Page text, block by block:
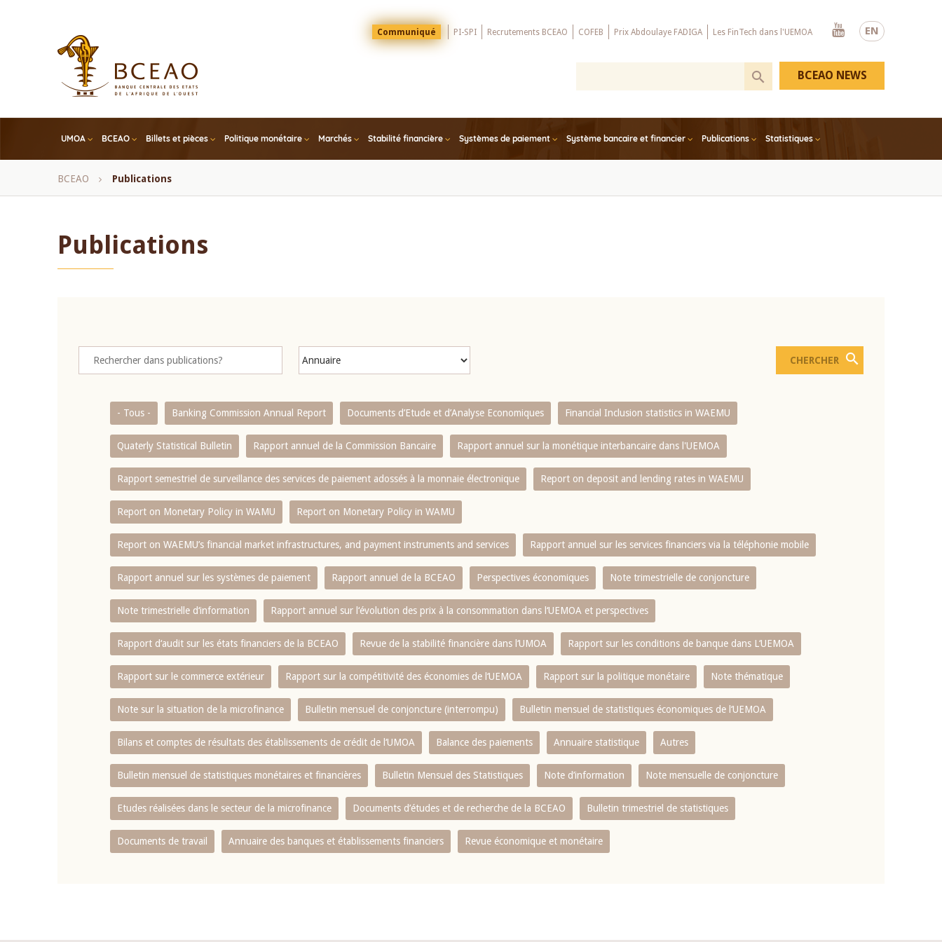
EN
Menu
Top
Communiqué PI-SPI Recrutements BCEAO COFEB Prix Abdoulaye FADIGA Les FinTech dans l'UEMOA
Youtube
UMOA BCEAO Billets et pièces Politique monétaire Marchés Stabilité financière Systèmes de paiement Système bancaire et financier Publications Statistiques
BCEAO NEWS
Fil
BCEAO Publications
Publications
- Tous - Banking Commission Annual Report Documents d’Etude et d’Analyse Economiques Financial Inclusion statistics in WAEMU
Quaterly Statistical Bulletin Rapport annuel de la Commission Bancaire Rapport annuel sur la monétique interbancaire dans l'UEMOA
Rapport semestriel de surveillance des services de paiement adossés à la monnaie électronique Report on deposit and lending rates in WAEMU
Report on Monetary Policy in WAMU Report on Monetary Policy in WAMU
Report on WAEMU’s financial market infrastructures, and payment instruments and services Rapport annuel sur les services financiers via la téléphonie mobile
Rapport annuel sur les systèmes de paiement Rapport annuel de la BCEAO Perspectives économiques Note trimestrielle de conjoncture
Note trimestrielle d‘information Rapport annuel sur l‘évolution des prix à la consommation dans l‘UEMOA et perspectives
Rapport d‘audit sur les états financiers de la BCEAO Revue de la stabilité financière dans l‘UMOA Rapport sur les conditions de banque dans L‘UEMOA
Rapport sur le commerce extérieur Rapport sur la compétitivité des économies de l‘UEMOA Rapport sur la politique monétaire Note thématique
Note sur la situation de la microfinance Bulletin mensuel de conjoncture (interrompu) Bulletin mensuel de statistiques économiques de l‘UEMOA
Bilans et comptes de résultats des établissements de crédit de l‘UMOA Balance des paiements Annuaire statistique Autres
Bulletin mensuel de statistiques monétaires et financières Bulletin Mensuel des Statistiques Note d’information Note mensuelle de conjoncture
Etudes réalisées dans le secteur de la microfinance Documents d’études et de recherche de la BCEAO Bulletin trimestriel de statistiques
Documents de travail Annuaire des banques et établissements financiers Revue économique et monétaire